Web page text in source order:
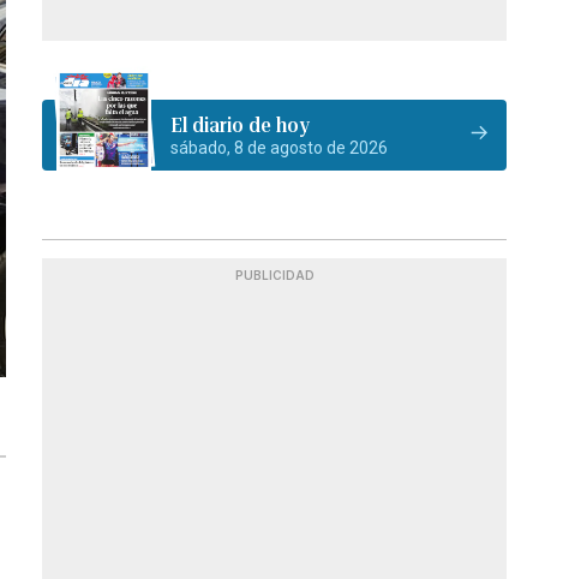
El diario de hoy
sábado, 8 de agosto de 2026
PUBLICIDAD